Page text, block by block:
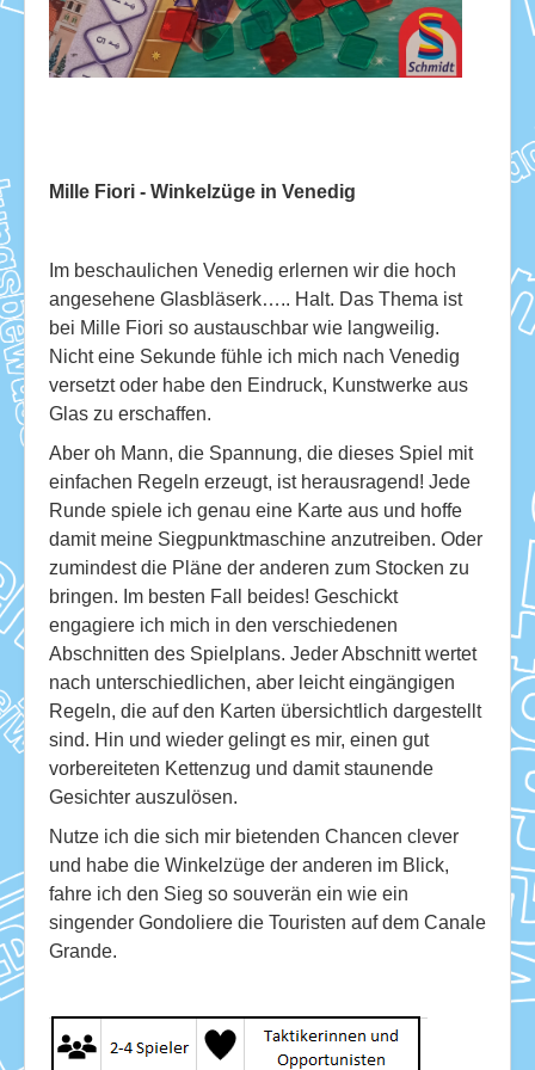
Download
Ausleihe
Mille Fiori - Winkelzüge in Venedig
Im beschaulichen Venedig erlernen wir die hoch
angesehene Glasbläserk….. Halt. Das Thema ist
bei Mille Fiori so austauschbar wie langweilig.
Nicht eine Sekunde fühle ich mich nach Venedig
versetzt oder habe den Eindruck, Kunstwerke aus
Glas zu erschaffen.
Aber oh Mann, die Spannung, die dieses Spiel mit
einfachen Regeln erzeugt, ist herausragend! Jede
Runde spiele ich genau eine Karte aus und hoffe
damit meine Siegpunktmaschine anzutreiben. Oder
zumindest die Pläne der anderen zum Stocken zu
bringen. Im besten Fall beides! Geschickt
engagiere ich mich in den verschiedenen
Abschnitten des Spielplans. Jeder Abschnitt wertet
nach unterschiedlichen, aber leicht eingängigen
Regeln, die auf den Karten übersichtlich dargestellt
sind. Hin und wieder gelingt es mir, einen gut
vorbereiteten Kettenzug und damit staunende
Gesichter auszulösen.
Nutze ich die sich mir bietenden Chancen clever
und habe die Winkelzüge der anderen im Blick,
fahre ich den Sieg so souverän ein wie ein
singender Gondoliere die Touristen auf dem Canale
Grande.